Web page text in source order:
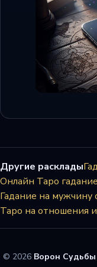
Другие расклады
Онлайн Таро
Гадание на мужчину
Таро на отношения
© 2026 Ворон Судьбы